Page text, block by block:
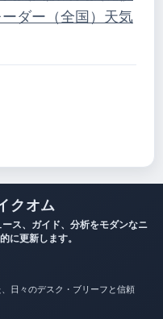
ダー（全国） 天気
クオム
ス、ガイド、分析をモダンなニ
に更新します。
日々のデスク・ブリーフと信頼